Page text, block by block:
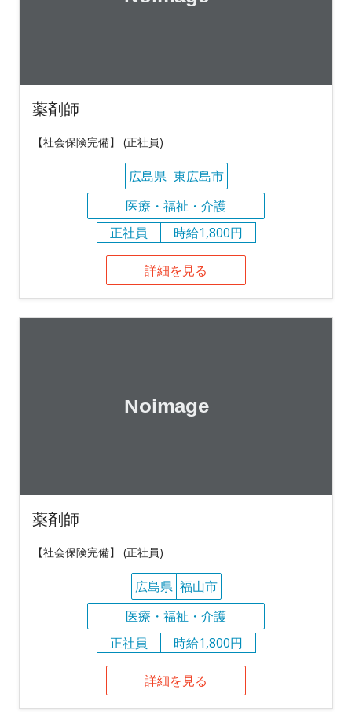
薬剤師
【社会保険完備】 (正社員)
広島県 東広島市
医療・福祉・介護
正社員
時給1,800円
詳細を見る
薬剤師
【社会保険完備】 (正社員)
広島県 福山市
医療・福祉・介護
正社員
時給1,800円
詳細を見る